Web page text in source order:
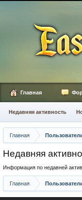
Главная
Недавняя
Информация по недавней
Главная
Главная
Недавняя активность